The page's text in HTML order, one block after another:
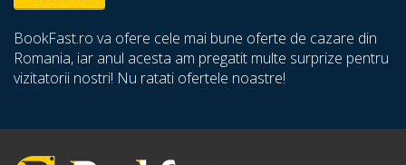
BookFast.ro va ofere cele mai bune oferte de cazare din
Romania, iar anul acesta am pregatit multe surprize pentru
vizitatorii nostri! Nu ratati ofertele noastre!